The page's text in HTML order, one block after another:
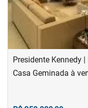
Presidente Kennedy |
Casa Geminada à